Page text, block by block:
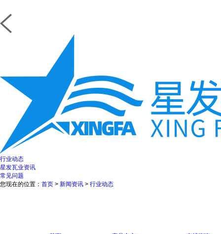
行业动态
星发瓦业资讯
常见问题
您现在的位置： 首页 > 新闻资讯 > 行业动态